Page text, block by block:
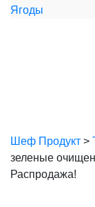
Ягоды
Шеф Продукт >
зеленые
Распродажа!